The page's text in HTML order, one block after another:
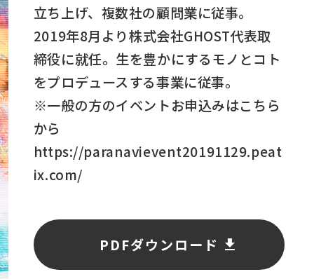
立ち上げ、複数社の顧問業に従事。
2019年8月より株式会社GHOST代表取
締役に就任。生を豊かにするモノとコト
をプロデュースする事業に従事。
※一般の方のイベントお申込みはこちら
から
https://paranavievent20191129.peat
ix.com/
PDFダウンロード